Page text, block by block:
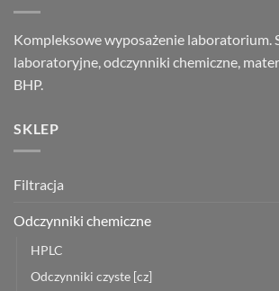
Kompleksowe wyposażenie laboratorium.
laboratoryjne, odczynniki chemiczne,
BHP.
SKLEP
Filtracja
Odczynniki chemiczne
HPLC
Odczynniki czyste [cz]